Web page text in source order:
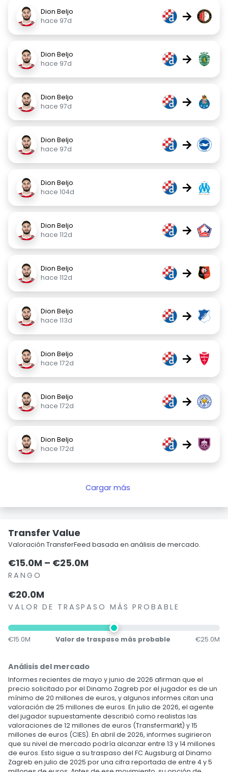
Dion Beljo
hace 97d
→
Dion Beljo
hace 97d
→
Dion Beljo
hace 97d
→
Dion Beljo
hace 97d
→
Dion Beljo
hace 104d
→
Dion Beljo
hace 112d
→
Dion Beljo
hace 112d
→
Dion Beljo
hace 113d
→
Dion Beljo
hace 172d
→
Dion Beljo
hace 172d
→
Dion Beljo
hace 172d
→
Cargar más
Transfer Value
Valoración TransferFeed basada en análisis de mercado.
€15.0M – €25.0M
RANGO
€20.0M
VALOR DE TRASPASO MÁS PROBABLE
€15.0M Valor de traspaso más probable €25.0M
Análisis del mercado
Informes recientes de mayo y junio de 2026 afirman que el
precio solicitado por el Dinamo Zagreb por el jugador es de un
mínimo de 20 millones de euros, y algunos informes citan una
valoración de 25 millones de euros. En julio de 2026, el agente
del jugador supuestamente describió como realistas las
valoraciones de 12 millones de euros (Transfermarkt) y 15
millones de euros (CIES). En abril de 2026, informes sugirieron
que su nivel de mercado podría alcanzar entre 13 y 14 millones
de euros. Esto sigue a su traspaso del FC Augsburg al Dinamo
Zagreb en julio de 2025 por una cifra reportada de entre 4 y 5